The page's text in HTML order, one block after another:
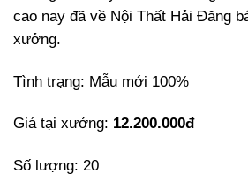
cao nay đã về Nội Thất Hải Đăng
xưởng.
Tình trạng: Mẫu mới 100%
Giá tại xưởng: 12.200.000đ
Số lượng: 20